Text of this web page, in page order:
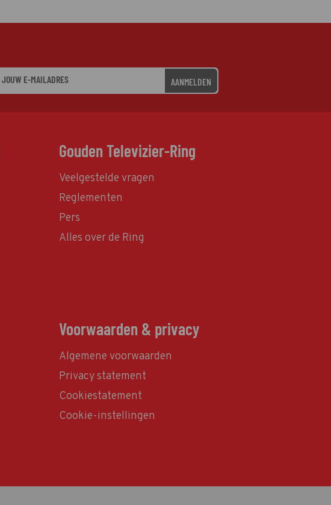
AANMELDEN
Gouden Televizier-Ring
Veelgestelde vragen
Reglementen
Pers
Alles over de Ring
Voorwaarden & privacy
Algemene voorwaarden
Privacy statement
Cookiestatement
Cookie-instellingen